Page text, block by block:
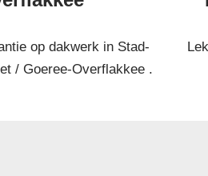
op dakwerk in Stad-
/ Goeree-Overflakkee .